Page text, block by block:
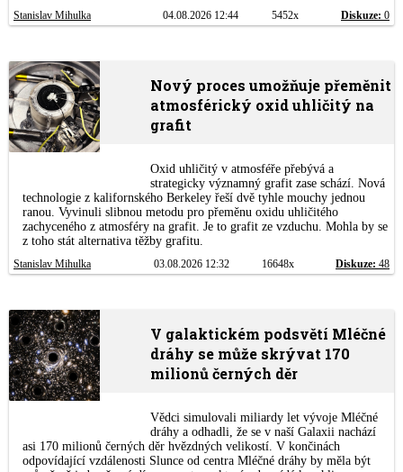
Stanislav Mihulka 04.08.2026 12:44 5452x Diskuze: 0
Nový proces umožňuje přeměnit
atmosférický oxid uhličitý na
grafit
Oxid uhličitý v atmosféře přebývá a
strategicky významný grafit zase schází. Nová
technologie z kalifornského Berkeley řeší dvě tyhle mouchy jednou
ranou. Vyvinuli slibnou metodu pro přeměnu oxidu uhličitého
zachyceného z atmosféry na grafit. Je to grafit ze vzduchu. Mohla by se
z toho stát alternativa těžby grafitu.
Stanislav Mihulka 03.08.2026 12:32 16648x Diskuze: 48
V galaktickém podsvětí Mléčné
dráhy se může skrývat 170
milionů černých děr
Vědci simulovali miliardy let vývoje Mléčné
dráhy a odhadli, že se v naší Galaxii nachází
asi 170 milionů černých děr hvězdných velikostí. V končinách
odpovídající vzdálenosti Slunce od centra Mléčné dráhy by měla být